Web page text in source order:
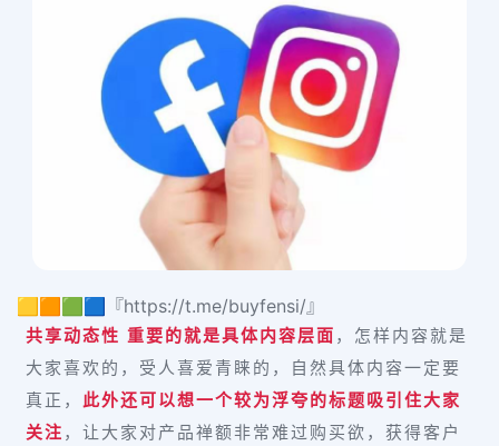
🟨🟧🟩🟦『https://t.me/buyfensi/』
共享动态性 重要的就是具体内容层面 ，怎样内容就是
大家喜欢的，受人喜爱青睐的，自然具体内容一定要
真正，
此外还可以想一个较为浮夸的标题吸引住大家
关注 ，让大家对产品禅额非常难过购买欲，获得客户